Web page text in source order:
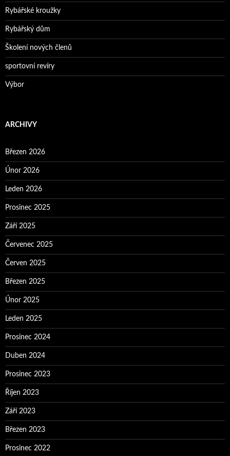
Rybářské kroužky
Rybářský dům
Školení nových členů
sportovní revíry
Výbor
ARCHIVY
Březen 2026
Únor 2026
Leden 2026
Prosinec 2025
Září 2025
Červenec 2025
Červen 2025
Březen 2025
Únor 2025
Leden 2025
Prosinec 2024
Duben 2024
Prosinec 2023
Říjen 2023
Září 2023
Březen 2023
Prosinec 2022